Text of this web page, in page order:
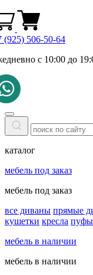
(925) 506-50-64
с 10:00 до
каталог
мебель под заказ
мебель под заказ
все диваны прямые
кушетки кресла пуфы
мебель в наличии
мебель в наличии